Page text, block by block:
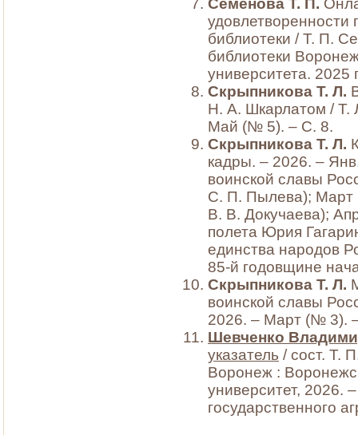
удовлетворенности
библиотеки / Т. П.
библиотеки
университета.
Скрыпникова Т. Л.
Н. А. Шкарлатом / Т.
Май (№ 5). – С. 8.
Скрыпникова Т. Л.
кадры. – 2026. –
воинской славы
С. П. Пылева); Март
В. В. Докучаева);
полета Юрия
единства народов
85-й годовщине
Скрыпникова Т. Л.
воинской славы
2026. – Март (№ 3).
Шевченко
указатель / сост. Т.
Воронеж :
университет, 2026.
государственного